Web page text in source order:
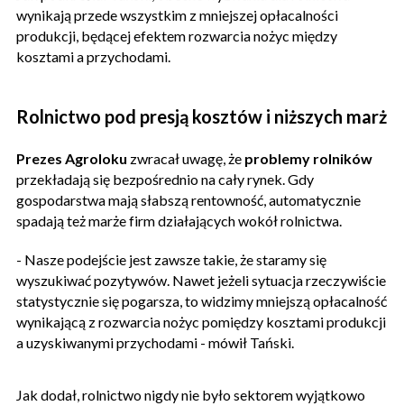
wynikają przede wszystkim z mniejszej opłacalności
produkcji, będącej efektem rozwarcia nożyc między
kosztami a przychodami.
Rolnictwo pod presją kosztów i niższych marż
Prezes Agroloku zwracał uwagę, że problemy rolników
przekładają się bezpośrednio na cały rynek. Gdy
gospodarstwa mają słabszą rentowność, automatycznie
spadają też marże firm działających wokół rolnictwa.
- Nasze podejście jest zawsze takie, że staramy się
wyszukiwać pozytywów. Nawet jeżeli sytuacja rzeczywiście
statystycznie się pogarsza, to widzimy mniejszą opłacalność
wynikającą z rozwarcia nożyc pomiędzy kosztami produkcji
a uzyskiwanymi przychodami - mówił Tański.
Jak dodał, rolnictwo nigdy nie było sektorem wyjątkowo